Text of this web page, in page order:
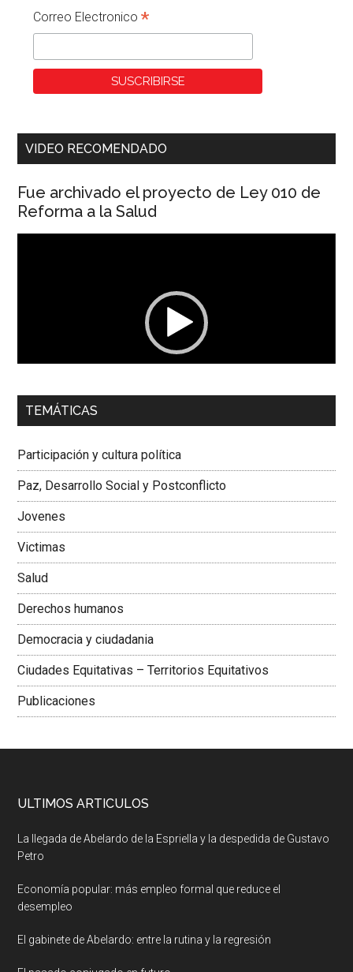
Correo Electronico*
VIDEO RECOMENDADO
Fue archivado el proyecto de Ley 010 de
Reforma a la Salud
00:00 01:04
Dra. Carolina Corcho Mejía,Presidenta Corporación
Colombiana
TEMÁTICAS
Participación y cultura política
Paz, Desarrollo Social y Postconflicto
Jovenes
Victimas
Salud
Derechos humanos
Democracia y ciudadania
Ciudades Equitativas – Territorios Equitativos
Publicaciones
ULTIMOS ARTICULOS
La llegada de Abelardo de la Espriella y la despedida de Gustavo
Petro
Economía popular: más empleo formal que reduce el
desempleo
El gabinete de Abelardo: entre la rutina y la regresión